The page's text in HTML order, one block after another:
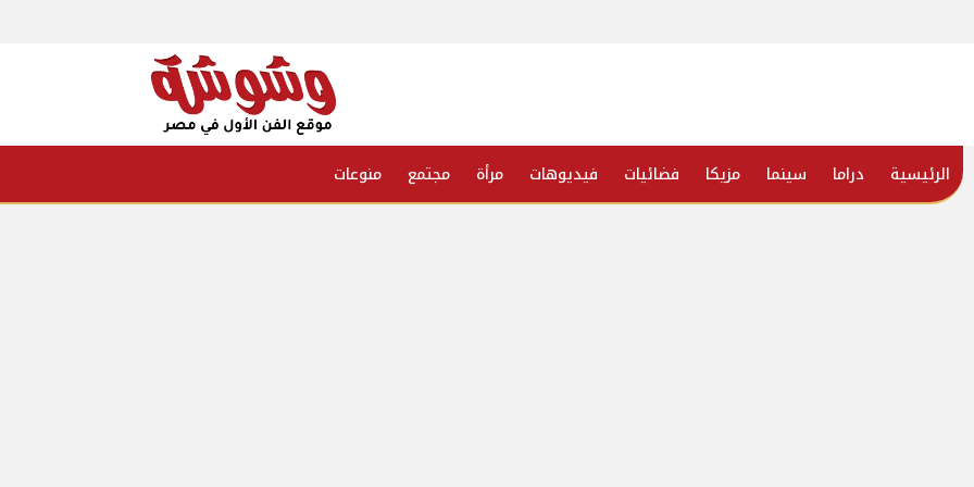
الرئيسية دراما سينما مزيكا فضائيات فيديوهات مرأة مجتمع منوعات